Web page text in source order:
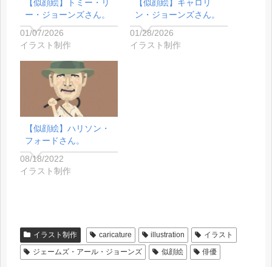
【似顔絵】トミー・リ
ー・ジョーンズさん。
01/07/2026
イラスト制作
【似顔絵】キャロリ
ン・ジョーンズさん。
01/28/2026
イラスト制作
【似顔絵】ハリソン・
フォードさん。
08/18/2022
イラスト制作
イラスト制作 caricature illustration
イラスト
ジェームズ・アール・ジョーンズ
似顔絵 俳優